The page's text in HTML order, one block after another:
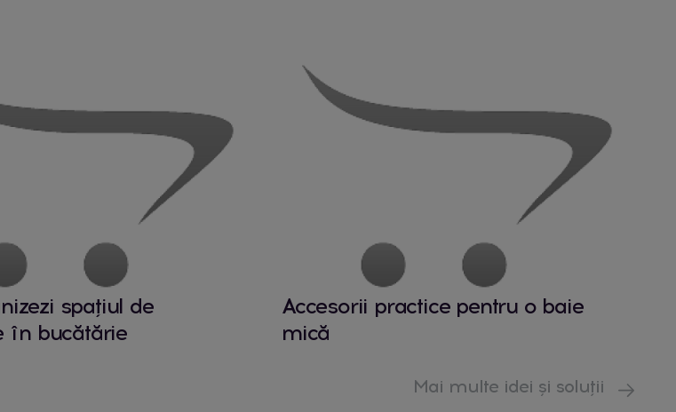
spațiul de
în bucătărie
Accesorii practice pentru o baie
mică
Mai multe idei și soluții